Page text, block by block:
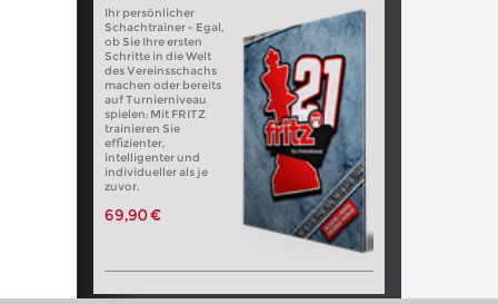
Ihr persönlicher
Schachtrainer - Egal,
ob Sie Ihre ersten
Schritte in die Welt
des Vereinsschachs
machen oder bereits
auf Turnierniveau
spielen: Mit FRITZ
trainieren Sie
effizienter,
intelligenter und
individueller als je
zuvor.
69,90 €